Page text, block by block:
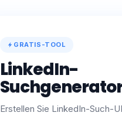
GRATIS-TOOL
LinkedIn-
Erstellen Sie LinkedIn-Such-